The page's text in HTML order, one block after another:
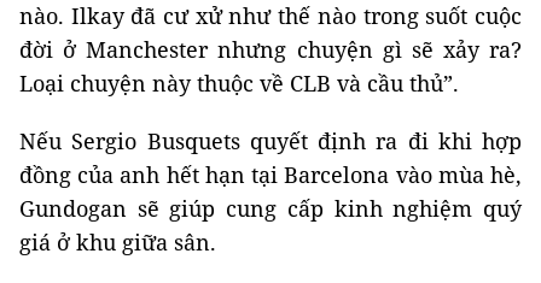
nào. Ilkay đã cư xử như thế nào trong suốt cuộc
đời ở Manchester nhưng chuyện gì sẽ xảy ra?
Loại chuyện này thuộc về CLB và cầu thủ”.
Nếu Sergio Busquets quyết định ra đi khi hợp
đồng của anh hết hạn tại Barcelona vào mùa hè,
Gundogan sẽ giúp cung cấp kinh nghiệm quý
giá ở khu giữa sân.